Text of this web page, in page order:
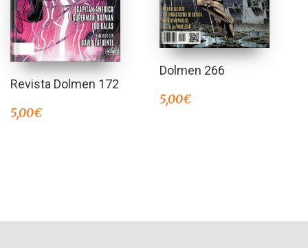
Revista Dolmen 172
5,00€
Dolmen 266
5,00€